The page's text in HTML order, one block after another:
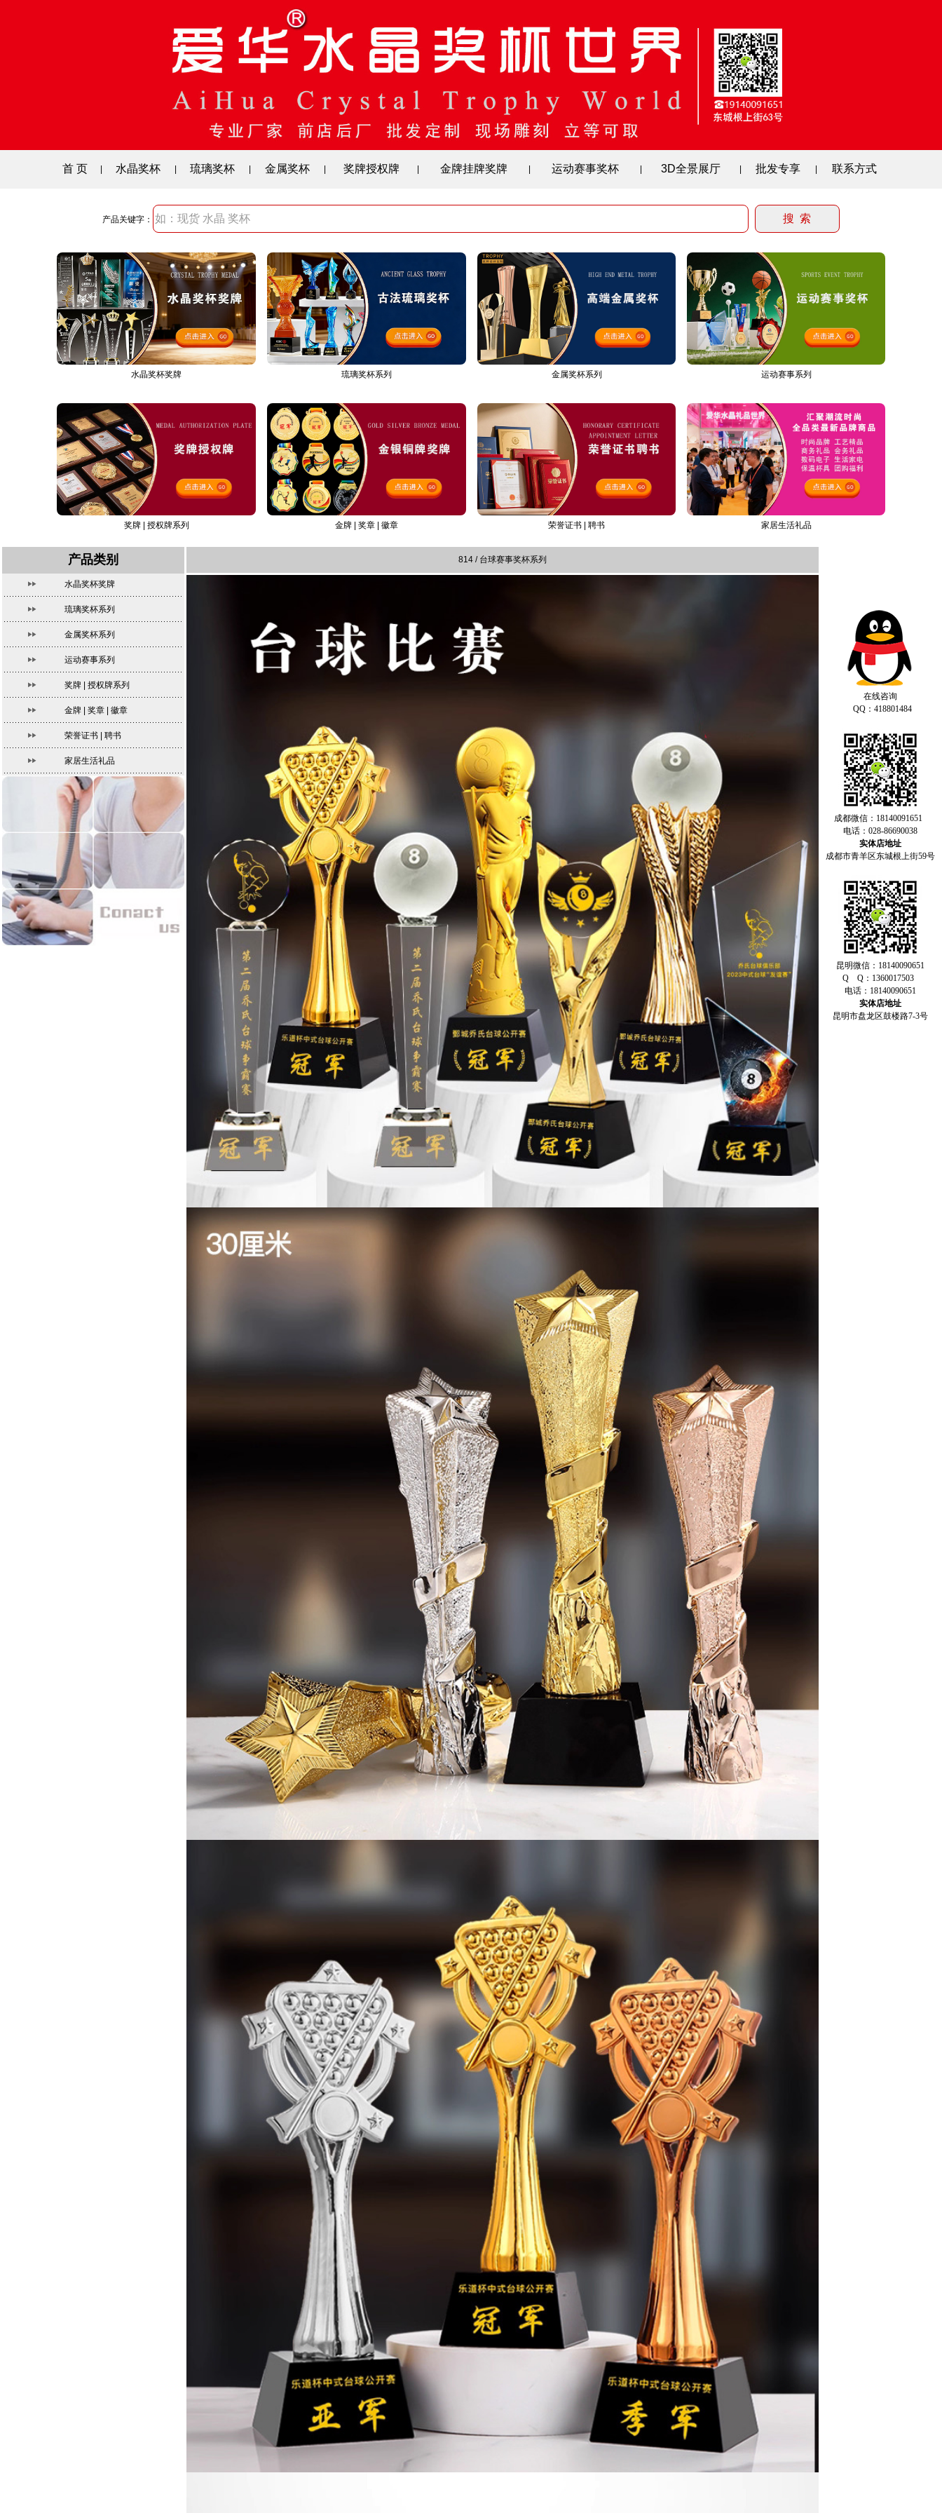
首 页 水晶奖杯 琉璃奖杯 金属奖杯 奖牌授权牌 金牌挂牌奖牌 运动赛事奖杯 3D全景展厅 批发专享 联系方式
产品关键字：
水晶奖杯奖牌 琉璃奖杯系列 金属奖杯系列 运动赛事系列
奖牌 | 授权牌系列 金牌 | 奖章 | 徽章 荣誉证书 | 聘书 家居生活礼品
产品类别
水晶奖杯奖牌
琉璃奖杯系列
金属奖杯系列
运动赛事系列
奖牌 | 授权牌系列
金牌 | 奖章 | 徽章
荣誉证书 | 聘书
家居生活礼品
814 / 台球赛事奖杯系列
在线咨询
QQ：418801484
成都微信：18140091651
电话：028-86690038
实体店地址
成都市青羊区东城根上街59号
昆明微信：18140090651
Q Q：1360017503
电话：18140090651
实体店地址
昆明市盘龙区鼓楼路7-3号